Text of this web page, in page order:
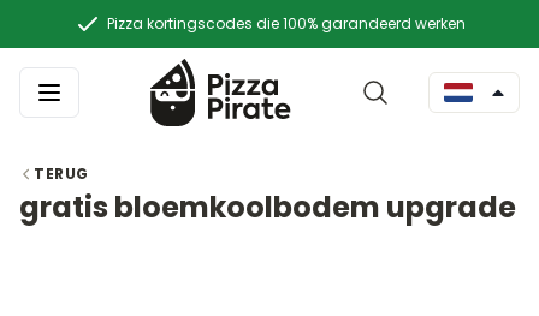
Pizza kortingscodes die 100% garandeerd werken
TERUG
gratis bloemkoolbodem upgrade